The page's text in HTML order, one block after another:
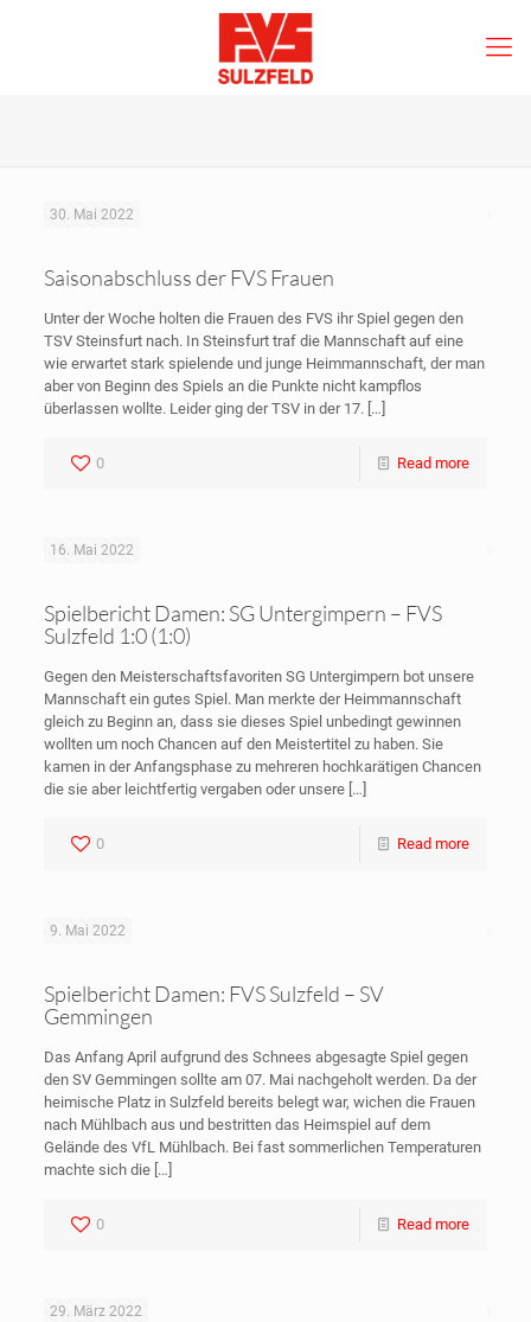
30. Mai 2022
Saisonabschluss der FVS Frauen
Unter der Woche holten die Frauen des FVS ihr Spiel gegen den
TSV Steinsfurt nach. In Steinsfurt traf die Mannschaft auf eine
wie erwartet stark spielende und junge Heimmannschaft, der man
aber von Beginn des Spiels an die Punkte nicht kampflos
überlassen wollte. Leider ging der TSV in der 17.[…]
0 Read more
16. Mai 2022
Spielbericht Damen: SG Untergimpern – FVS
Sulzfeld 1:0 (1:0)
Gegen den Meisterschaftsfavoriten SG Untergimpern bot unsere
Mannschaft ein gutes Spiel. Man merkte der Heimmannschaft
gleich zu Beginn an, dass sie dieses Spiel unbedingt gewinnen
wollten um noch Chancen auf den Meistertitel zu haben. Sie
kamen in der Anfangsphase zu mehreren hochkarätigen Chancen
die sie aber leichtfertig vergaben oder unsere[…]
0 Read more
9. Mai 2022
Spielbericht Damen: FVS Sulzfeld – SV
Gemmingen
Das Anfang April aufgrund des Schnees abgesagte Spiel gegen
den SV Gemmingen sollte am 07. Mai nachgeholt werden. Da der
heimische Platz in Sulzfeld bereits belegt war, wichen die Frauen
nach Mühlbach aus und bestritten das Heimspiel auf dem
Gelände des VfL Mühlbach. Bei fast sommerlichen Temperaturen
machte sich die[…]
0 Read more
29. März 2022